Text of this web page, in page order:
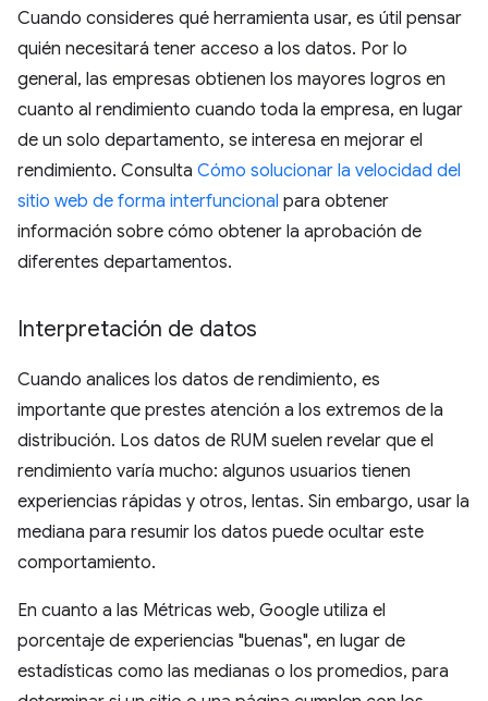
Cuando consideres qué herramienta usar, es útil pensar
quién necesitará tener acceso a los datos. Por lo
general, las empresas obtienen los mayores logros en
cuanto al rendimiento cuando toda la empresa, en lugar
de un solo departamento, se interesa en mejorar el
rendimiento. Consulta Cómo solucionar la velocidad del
sitio web de forma interfuncional para obtener
información sobre cómo obtener la aprobación de
diferentes departamentos.
Interpretación de datos
Cuando analices los datos de rendimiento, es
importante que prestes atención a los extremos de la
distribución. Los datos de RUM suelen revelar que el
rendimiento varía mucho: algunos usuarios tienen
experiencias rápidas y otros, lentas. Sin embargo, usar la
mediana para resumir los datos puede ocultar este
comportamiento.
En cuanto a las Métricas web, Google utiliza el
porcentaje de experiencias "buenas", en lugar de
estadísticas como las medianas o los promedios, para